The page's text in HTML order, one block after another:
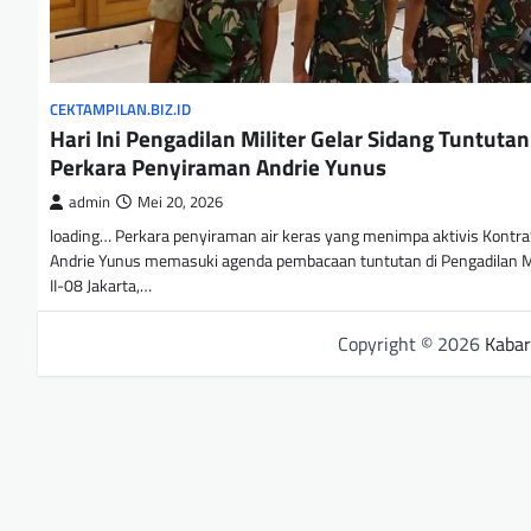
CEKTAMPILAN.BIZ.ID
Hari Ini Pengadilan Militer Gelar Sidang Tuntutan
Perkara Penyiraman Andrie Yunus
admin Mei 20, 2026
loading… Perkara penyiraman air keras yang menimpa aktivis
Andrie Yunus memasuki agenda pembacaan tuntutan di Pengadilan
II-08 Jakarta,…
Copyright © 2026